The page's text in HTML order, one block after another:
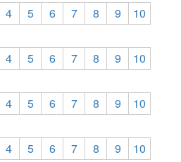
4 5 6 7 8 9
10
4 5 6 7 8 9
10
4 5 6 7 8 9
10
4 5 6 7 8 9
10